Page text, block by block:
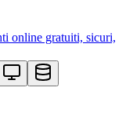
online gratuiti, sicuri,